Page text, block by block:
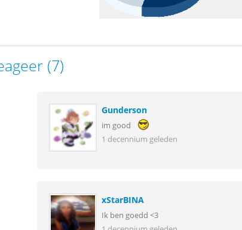
(7)
Gunderson
im good
1 decennium geleden
xStarBINA
Ik ben goedd <3